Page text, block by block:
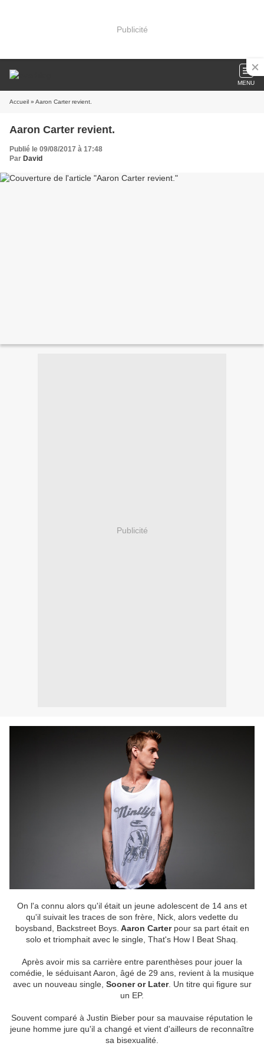
Publicité
MENU
Accueil » Aaron Carter revient.
Aaron Carter revient.
Publié le 09/08/2017 à 17:48
Par David
Publicité
On l'a connu alors qu'il était un jeune adolescent de 14 ans et
qu'il suivait les traces de son frère, Nick, alors vedette du
boysband, Backstreet Boys. Aaron Carterpour sa part était en
solo et triomphait avec le single, That's How I Beat Shaq.
Après avoir mis sa carrière entre parenthèses pour jouer la
comédie, le séduisant Aaron, âgé de 29 ans, revient à la musique
avec un nouveau single, Sooner or Later. Un titre qui figure sur
un EP.
Souvent comparé à Justin Bieber pour sa mauvaise réputation le
jeune homme jure qu'il a changé et vient d'ailleurs de reconnaître
sa bisexualité.